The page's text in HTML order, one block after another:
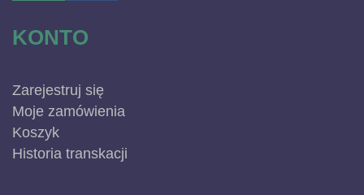
KONTO
Zarejestruj się
Moje zamówienia
Koszyk
Historia transkacji